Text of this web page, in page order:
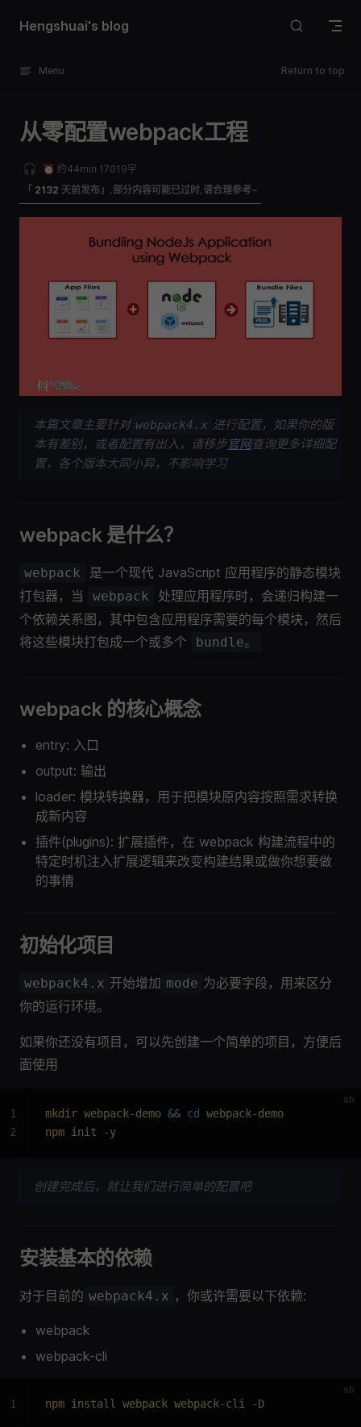
Skip to content
Hengshuai's blog
Menu Return to top
从零配置webpack工程
🎧
⏰ 约44min 17019字
「 2132 天前发布」,部分内容可能已过时,请合理参考~
本篇文章主要针对 webpack4.x 进行配置，如果你的版
本有差别，或者配置有出入，请移步官网查询更多详细配
置，各个版本大同小异，不影响学习
webpack 是什么？
webpack
是一个现代 JavaScript 应用程序的静态模块
打包器，当
webpack
处理应用程序时，会递归构建一
个依赖关系图，其中包含应用程序需要的每个模块，然后
将这些模块打包成一个或多个
bundle。
webpack 的核心概念
entry: 入口
output: 输出
loader: 模块转换器，用于把模块原内容按照需求转换
成新内容
插件(plugins): 扩展插件，在 webpack 构建流程中的
特定时机注入扩展逻辑来改变构建结果或做你想要做
的事情
初始化项目
webpack4.x 开始增加 mode 为必要字段，用来区分
你的运行环境。
如果你还没有项目，可以先创建一个简单的项目，方便后
面使用
sh
mkdir webpack-demo && cd
webpack-demo
npm init -y
1
2
创建完成后，就让我们进行简单的配置吧
安装基本的依赖
对于目前的 webpack4.x ，你或许需要以下依赖:
webpack
webpack-cli
sh
npm install webpack webpack-cli -D
1